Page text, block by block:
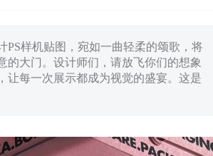
样机贴图，宛如一曲轻柔的颂歌，将
的大门。设计师们，请放飞你们的想象
让每一次展示都成为视觉的盛宴。这是